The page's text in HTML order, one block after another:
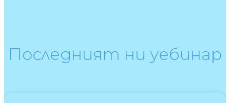
Последният ни уебинар